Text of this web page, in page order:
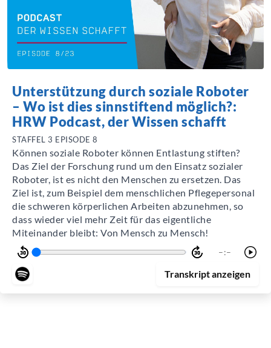
Unterstützung durch soziale Roboter
– Wo ist dies sinnstiftend möglich?:
HRW Podcast, der Wissen schafft
STAFFEL 3 EPISODE 8
Können soziale Roboter können Entlastung stiften?
Das Ziel der Forschung rund um den Einsatz sozialer
Roboter, ist es nicht den Menschen zu ersetzen. Das
Ziel ist, zum Beispiel dem menschlichen Pflegepersonal
die schweren körperlichen Arbeiten abzunehmen, so
dass wieder viel mehr Zeit für das eigentliche
Miteinander bleibt: Von Mensch zu Mensch!
–:–
Transkriptanzeigen